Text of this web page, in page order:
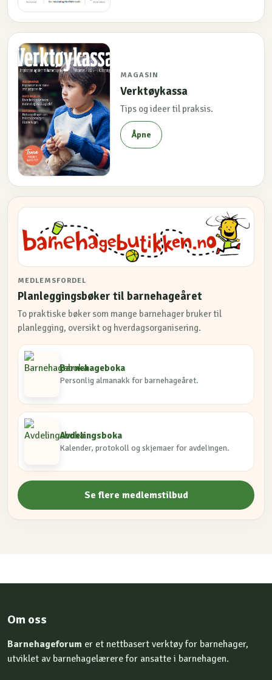
MAGASIN
Verktøykassa
Tips og ideer til praksis.
Åpne
MEDLEMSFORDEL
Planleggingsbøker til barnehageåret
To praktiske bøker som mange barnehager bruker til
planlegging, oversikt og hverdagsorganisering.
Barnehageboka
Personlig almanakk for barnehageåret.
Avdelingsboka
Kalender, protokoll og skjemaer for avdelingen.
Se flere medlemstilbud
Om oss
Barnehageforum er et nettbasert verktøy for barnehager,
utviklet av barnehagelærere for ansatte i barnehagen.